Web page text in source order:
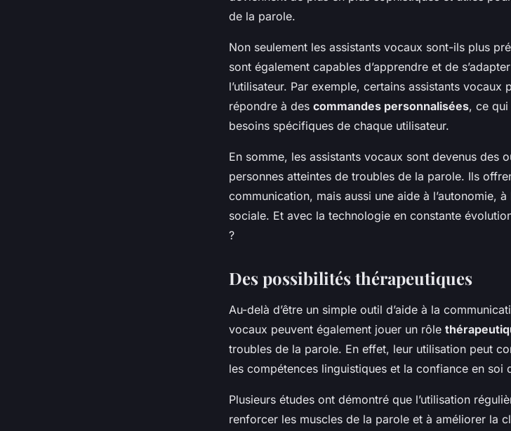
de la parole.
Non seulement les assistants vocaux sont-ils plus
sont également capables d’apprendre et de
l’utilisateur. Par exemple, certains assistants vocaux
répondre à des commandes personnalisées, ce
besoins spécifiques de chaque utilisateur.
En somme, les assistants vocaux sont devenus des
personnes atteintes de troubles de la parole. Ils
communication, mais aussi une aide à l’autonomie, à
sociale. Et avec la technologie en constante
?
Des possibilités thérapeutiques
Au-delà d’être un simple outil d’aide à la
vocaux peuvent également jouer un rôle
troubles de la parole. En effet, leur utilisation peut
les compétences linguistiques et la confiance en soi
Plusieurs études ont démontré que l’utilisation
renforcer les muscles de la parole et à améliorer la